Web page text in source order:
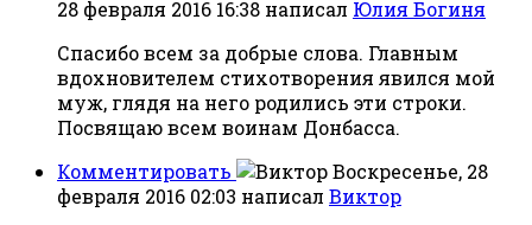
28 февраля 2016 16:38 написал Юлия Богиня
Спасибо всем за добрые слова. Главным
вдохновителем стихотворения явился мой
муж, глядя на него родились эти строки.
Посвящаю всем воинам Донбасса.
Комментировать
Воскресенье, 28
февраля 2016 02:03 написал Виктор